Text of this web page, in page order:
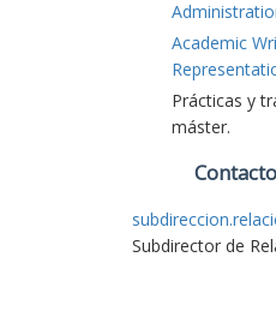
Academic
Prácticas y
máster.
Contacto
Subdirector de